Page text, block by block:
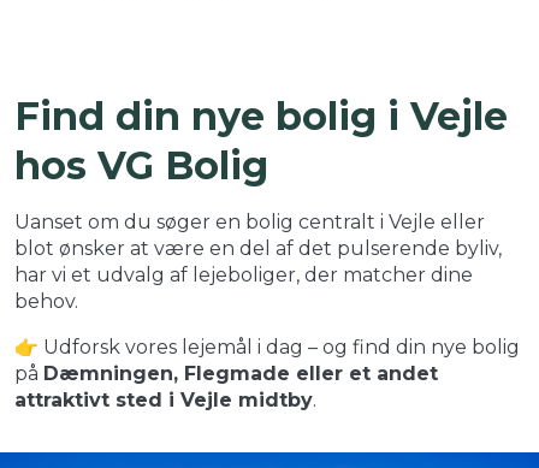
Find din nye bolig i Vejle
hos VG Bolig
Uanset om du søger en bolig centralt i Vejle eller
blot ønsker at være en del af det pulserende byliv,
har vi et udvalg af lejeboliger, der matcher dine
behov.
👉 Udforsk vores lejemål i dag – og find din nye bolig
på Dæmningen, Flegmade eller et andet
attraktivt sted i Vejle midtby.